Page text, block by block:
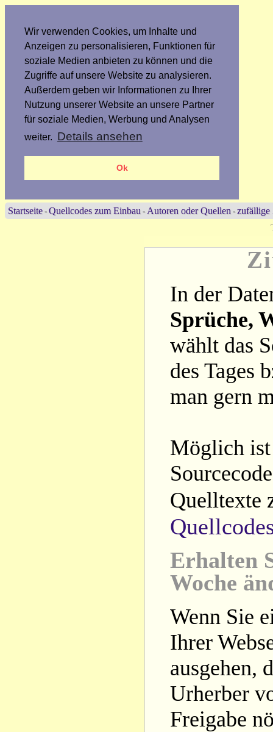
Wir verwenden Cookies, um Inhalte und
Anzeigen zu personalisieren, Funktionen für
soziale Medien anbieten zu können und die
Zugriffe auf unsere Website zu analysieren.
Außerdem geben wir Informationen zu Ihrer
Nutzung unserer Website an unsere Partner
für soziale Medien, Werbung und Analysen
weiter. Details ansehen
Ok
Startseite - Quellcodes zum Einbau - Autoren oder Quellen - zufällige
In der
Sprüche,
wählt das
des Tages
man gern
Möglich ist
Quelltexte
Erhalten
Woche
Wenn Sie
Ihrer
ausgehen,
Urherber
Freigabe